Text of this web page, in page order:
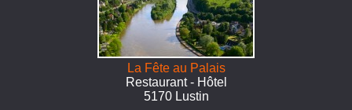
La Fête au Palais
Restaurant - Hôtel
5170 Lustin